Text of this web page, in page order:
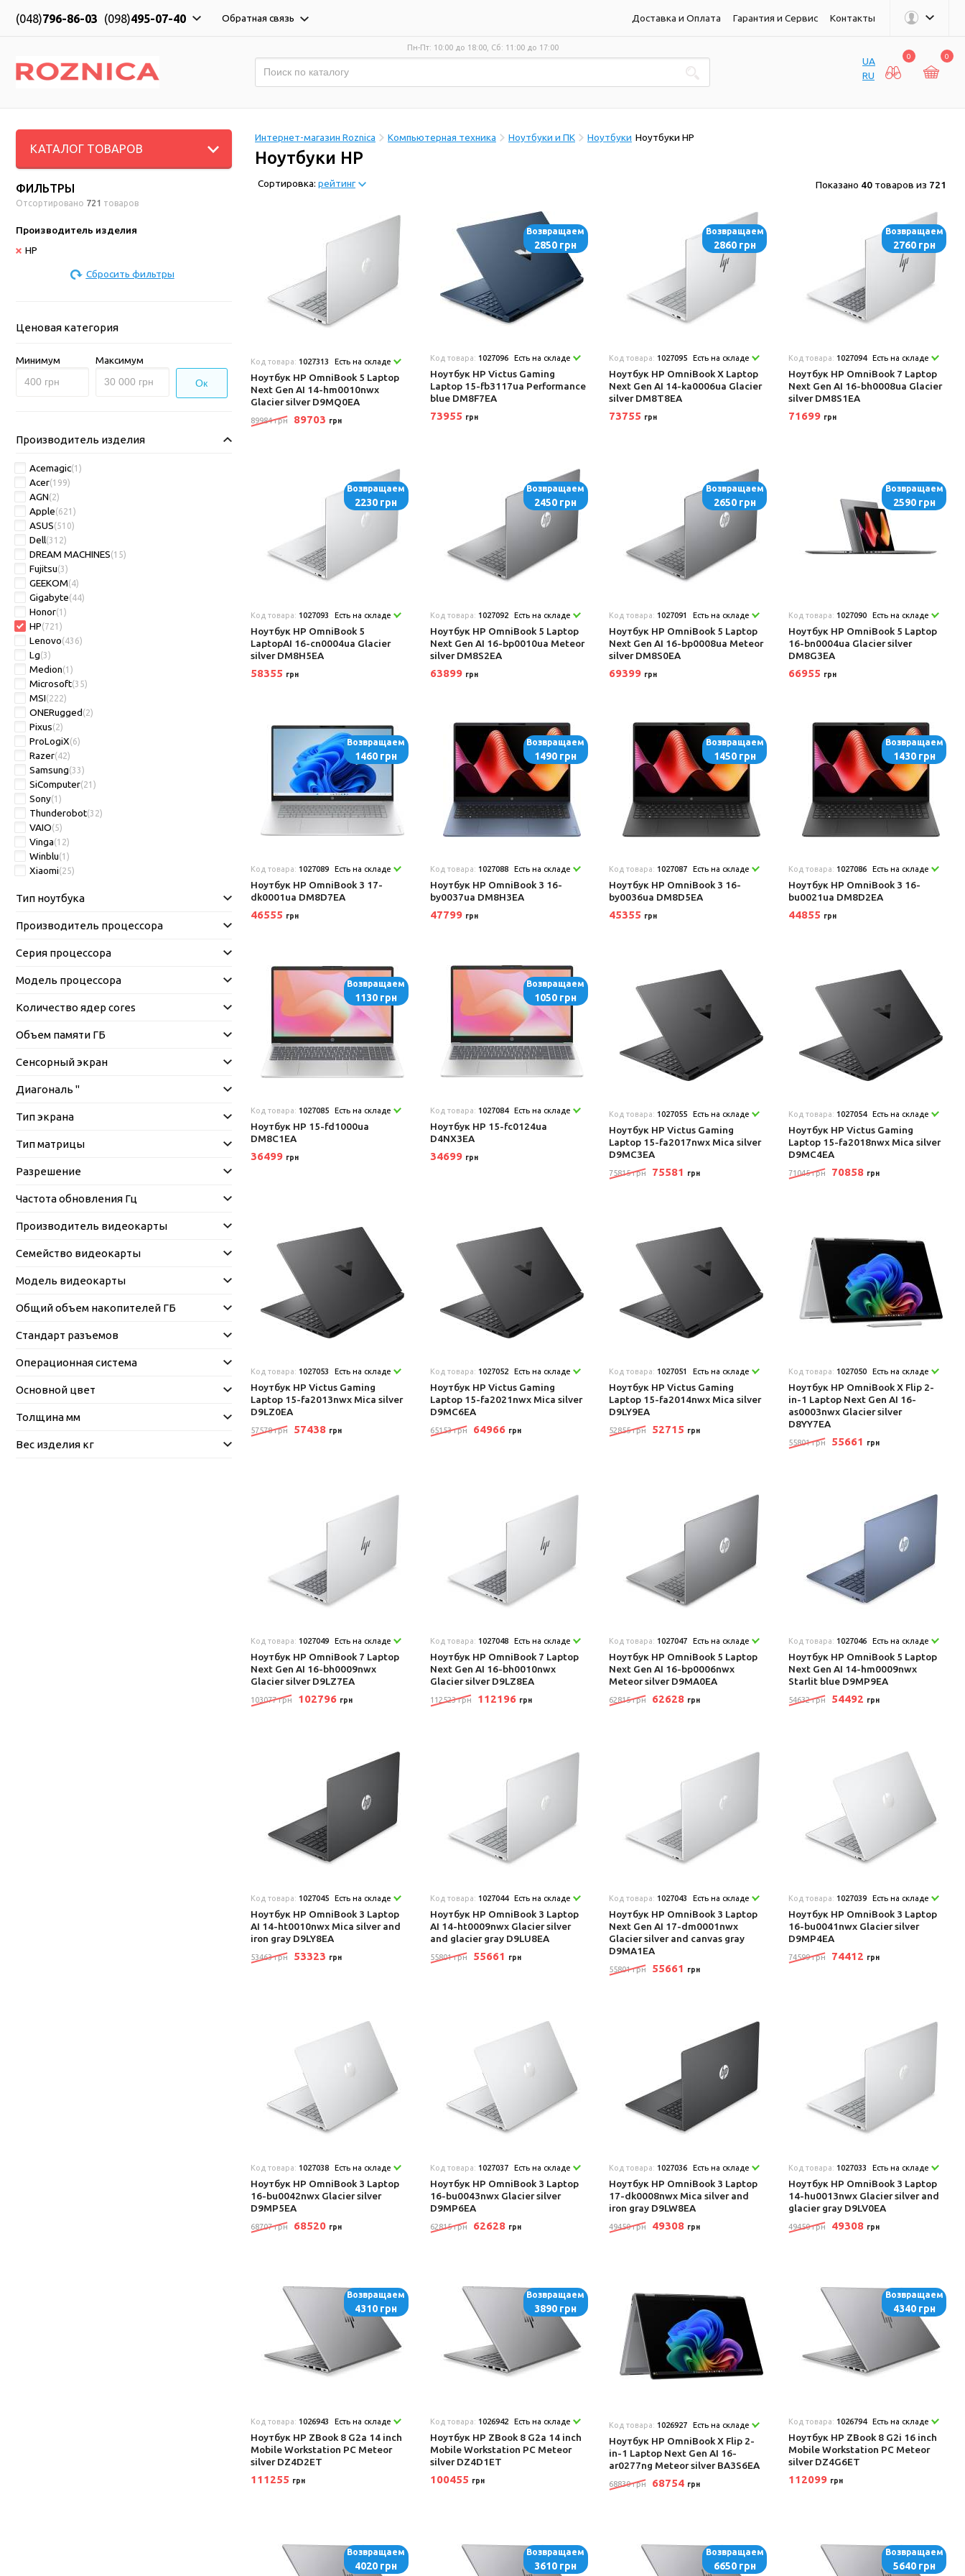
(048)796-86-03 (098)495-07-40 Обратная связь Доставка и Оплата Гарантия и Сервис Контакты
Пн-Пт: 10:00 до 18:00, Сб: 11:00 до 17:00
UA
RU
0 0
КАТАЛОГ ТОВАРОВ
ФИЛЬТРЫ
Отсортировано 721 товаров
Производитель изделия
HP
Сбросить фильтры
Ценовая категория
Минимум Максимум
Ок
Производитель изделия
Acemagic(1)
Acer(199)
AGN(2)
Apple(621)
ASUS(510)
Dell(312)
DREAM MACHINES(15)
Fujitsu(3)
GEEKOM(4)
Gigabyte(44)
Honor(1)
HP(721)
Lenovo(436)
Lg(3)
Medion(1)
Microsoft(35)
MSI(222)
ONERugged(2)
Pixus(2)
ProLogiX(6)
Razer(42)
Samsung(33)
SiComputer(21)
Sony(1)
Thunderobot(32)
VAIO(5)
Vinga(12)
Winblu(1)
Xiaomi(25)
Тип ноутбука
Производитель процессора
Серия процессора
Модель процессора
Количество ядер cores
Объем памяти ГБ
Сенсорный экран
Диагональ "
Тип экрана
Тип матрицы
Разрешение
Частота обновления Гц
Производитель видеокарты
Семейство видеокарты
Модель видеокарты
Общий объем накопителей ГБ
Стандарт разъемов
Операционная система
Основной цвет
Толщина мм
Вес изделия кг
Интернет-магазин Roznica Компьютерная техника Ноутбуки и ПК Ноутбуки Ноутбуки HP
Ноутбуки HP
Сортировка: рейтинг Показано 40 товаров из 721
Код товара: 1027313 Есть на складе
Ноутбук HP OmniBook 5 Laptop
Next Gen AI 14-hm0010nwx
Glacier silver D9MQ0EA
89984 грн 89703 грн
Возвращаем
2850 грн
Код товара: 1027096 Есть на складе
Ноутбук HP Victus Gaming
Laptop 15-fb3117ua Performance
blue DM8F7EA
73955 грн
Возвращаем
2860 грн
Код товара: 1027095 Есть на складе
Ноутбук HP OmniBook X Laptop
Next Gen AI 14-ka0006ua Glacier
silver DM8T8EA
73755 грн
Возвращаем
2760 грн
Код товара: 1027094 Есть на складе
Ноутбук HP OmniBook 7 Laptop
Next Gen AI 16-bh0008ua Glacier
silver DM8S1EA
71699 грн
Возвращаем
2230 грн
Код товара: 1027093 Есть на складе
Ноутбук HP OmniBook 5
LaptopAI 16-cn0004ua Glacier
silver DM8H5EA
58355 грн
Возвращаем
2450 грн
Код товара: 1027092 Есть на складе
Ноутбук HP OmniBook 5 Laptop
Next Gen AI 16-bp0010ua Meteor
silver DM8S2EA
63899 грн
Возвращаем
2650 грн
Код товара: 1027091 Есть на складе
Ноутбук HP OmniBook 5 Laptop
Next Gen AI 16-bp0008ua Meteor
silver DM8S0EA
69399 грн
Возвращаем
2590 грн
Код товара: 1027090 Есть на складе
Ноутбук HP OmniBook 5 Laptop
16-bn0004ua Glacier silver
DM8G3EA
66955 грн
Возвращаем
1460 грн
Код товара: 1027089 Есть на складе
Ноутбук HP OmniBook 3 17-
dk0001ua DM8D7EA
46555 грн
Возвращаем
1490 грн
Код товара: 1027088 Есть на складе
Ноутбук HP OmniBook 3 16-
by0037ua DM8H3EA
47799 грн
Возвращаем
1450 грн
Код товара: 1027087 Есть на складе
Ноутбук HP OmniBook 3 16-
by0036ua DM8D5EA
45355 грн
Возвращаем
1430 грн
Код товара: 1027086 Есть на складе
Ноутбук HP OmniBook 3 16-
bu0021ua DM8D2EA
44855 грн
Возвращаем
1130 грн
Код товара: 1027085 Есть на складе
Ноутбук HP 15-fd1000ua
DM8C1EA
36499 грн
Возвращаем
1050 грн
Код товара: 1027084 Есть на складе
Ноутбук HP 15-fc0124ua
D4NX3EA
34699 грн
Код товара: 1027055 Есть на складе
Ноутбук HP Victus Gaming
Laptop 15-fa2017nwx Mica silver
D9MC3EA
75815 грн 75581 грн
Код товара: 1027054 Есть на складе
Ноутбук HP Victus Gaming
Laptop 15-fa2018nwx Mica silver
D9MC4EA
71045 грн 70858 грн
Код товара: 1027053 Есть на складе
Ноутбук HP Victus Gaming
Laptop 15-fa2013nwx Mica silver
D9LZ0EA
57578 грн 57438 грн
Код товара: 1027052 Есть на складе
Ноутбук HP Victus Gaming
Laptop 15-fa2021nwx Mica silver
D9MC6EA
65153 грн 64966 грн
Код товара: 1027051 Есть на складе
Ноутбук HP Victus Gaming
Laptop 15-fa2014nwx Mica silver
D9LY9EA
52855 грн 52715 грн
Код товара: 1027050 Есть на складе
Ноутбук HP OmniBook X Flip 2-
in-1 Laptop Next Gen AI 16-
as0003nwx Glacier silver
D8YY7EA
55801 грн 55661 грн
Код товара: 1027049 Есть на складе
Ноутбук HP OmniBook 7 Laptop
Next Gen AI 16-bh0009nwx
Glacier silver D9LZ7EA
103077 грн 102796 грн
Код товара: 1027048 Есть на складе
Ноутбук HP OmniBook 7 Laptop
Next Gen AI 16-bh0010nwx
Glacier silver D9LZ8EA
112523 грн 112196 грн
Код товара: 1027047 Есть на складе
Ноутбук HP OmniBook 5 Laptop
Next Gen AI 16-bp0006nwx
Meteor silver D9MA0EA
62815 грн 62628 грн
Код товара: 1027046 Есть на складе
Ноутбук HP OmniBook 5 Laptop
Next Gen AI 14-hm0009nwx
Starlit blue D9MP9EA
54632 грн 54492 грн
Код товара: 1027045 Есть на складе
Ноутбук HP OmniBook 3 Laptop
AI 14-ht0010nwx Mica silver and
iron gray D9LY8EA
53463 грн 53323 грн
Код товара: 1027044 Есть на складе
Ноутбук HP OmniBook 3 Laptop
AI 14-ht0009nwx Glacier silver
and glacier gray D9LU8EA
55801 грн 55661 грн
Код товара: 1027043 Есть на складе
Ноутбук HP OmniBook 3 Laptop
Next Gen AI 17-dm0001nwx
Glacier silver and canvas gray
D9MA1EA
55801 грн 55661 грн
Код товара: 1027039 Есть на складе
Ноутбук HP OmniBook 3 Laptop
16-bu0041nwx Glacier silver
D9MP4EA
74599 грн 74412 грн
Код товара: 1027038 Есть на складе
Ноутбук HP OmniBook 3 Laptop
16-bu0042nwx Glacier silver
D9MP5EA
68707 грн 68520 грн
Код товара: 1027037 Есть на складе
Ноутбук HP OmniBook 3 Laptop
16-bu0043nwx Glacier silver
D9MP6EA
62815 грн 62628 грн
Код товара: 1027036 Есть на складе
Ноутбук HP OmniBook 3 Laptop
17-dk0008nwx Mica silver and
iron gray D9LW8EA
49450 грн 49308 грн
Код товара: 1027033 Есть на складе
Ноутбук HP OmniBook 3 Laptop
14-hu0013nwx Glacier silver and
glacier gray D9LV0EA
49450 грн 49308 грн
Возвращаем
4310 грн
Код товара: 1026943 Есть на складе
Ноутбук HP ZBook 8 G2a 14 inch
Mobile Workstation PC Meteor
silver DZ4D2ET
111255 грн
Возвращаем
3890 грн
Код товара: 1026942 Есть на складе
Ноутбук HP ZBook 8 G2a 14 inch
Mobile Workstation PC Meteor
silver DZ4D1ET
100455 грн
Код товара: 1026927 Есть на складе
Ноутбук HP OmniBook X Flip 2-
in-1 Laptop Next Gen AI 16-
ar0277ng Meteor silver BA3S6EA
68830 грн 68754 грн
Возвращаем
4340 грн
Код товара: 1026794 Есть на складе
Ноутбук HP ZBook 8 G2i 16 inch
Mobile Workstation PC Meteor
silver DZ4G6ET
112099 грн
Возвращаем
4020 грн
Возвращаем
3610 грн
Возвращаем
6650 грн
Возвращаем
5640 грн